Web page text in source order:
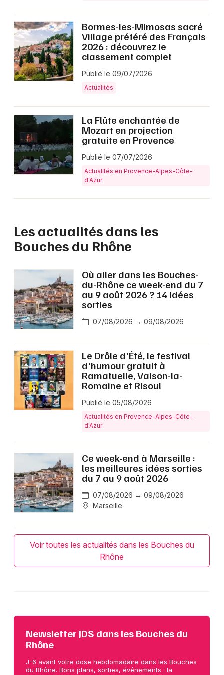
Bormes-les-Mimosas sacré
Village préféré des Français
2026 : découvrez le
classement complet
Publié le 09/07/2026
Actualités
La Flûte enchantée de
Mozart en projection
gratuite en Provence
Publié le 07/07/2026
Actualités en Provence-Alpes-Côte-
d'Azur
Les actualités dans les
Bouches du Rhône
Où aller dans les Bouches-
du-Rhône ce week-end du 7
au 9 août 2026 ? 14 idées
sorties
07/08/2026 → 09/08/2026
Le Drôle d'Été, le festival
d'humour gratuit à
Ramatuelle, Vaison-la-
Romaine et Risoul
Publié le 05/08/2026
Actualités en Provence-Alpes-Côte-
d'Azur
Ce week-end à Marseille :
les meilleures idées sorties
du 7 au 9 août 2026
07/08/2026 → 09/08/2026
Marseille
Voir toutes les actualités dans les Bouches du
Rhône
Newsletter JDS dans les Bouches du
Rhône
J-6 avant votre dose hebdomadaire dans les Bouches
du Rhône. Bons plans, sorties, événements : la